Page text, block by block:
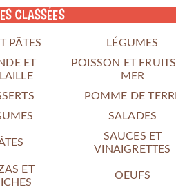
classées
PÂTES
LÉGUMES
ET
POISSON ET
MER
POMME DE
SALADES
SAUCES ET
VINAIGRETTES
ET
OEUFS